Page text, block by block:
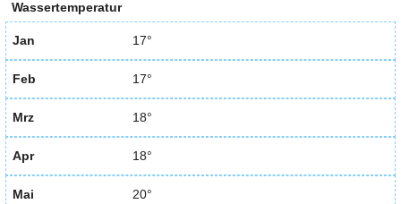
Wassertemperatur
Jan 17°
Feb 17°
Mrz 18°
Apr 18°
Mai 20°